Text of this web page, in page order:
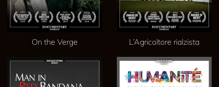
On the Verge L’Agricoltore rialzista